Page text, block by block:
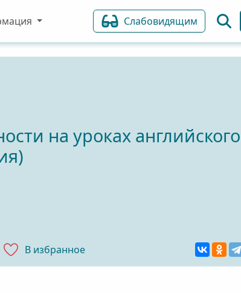
Слабовидящим
на уроках английского
В избранноe